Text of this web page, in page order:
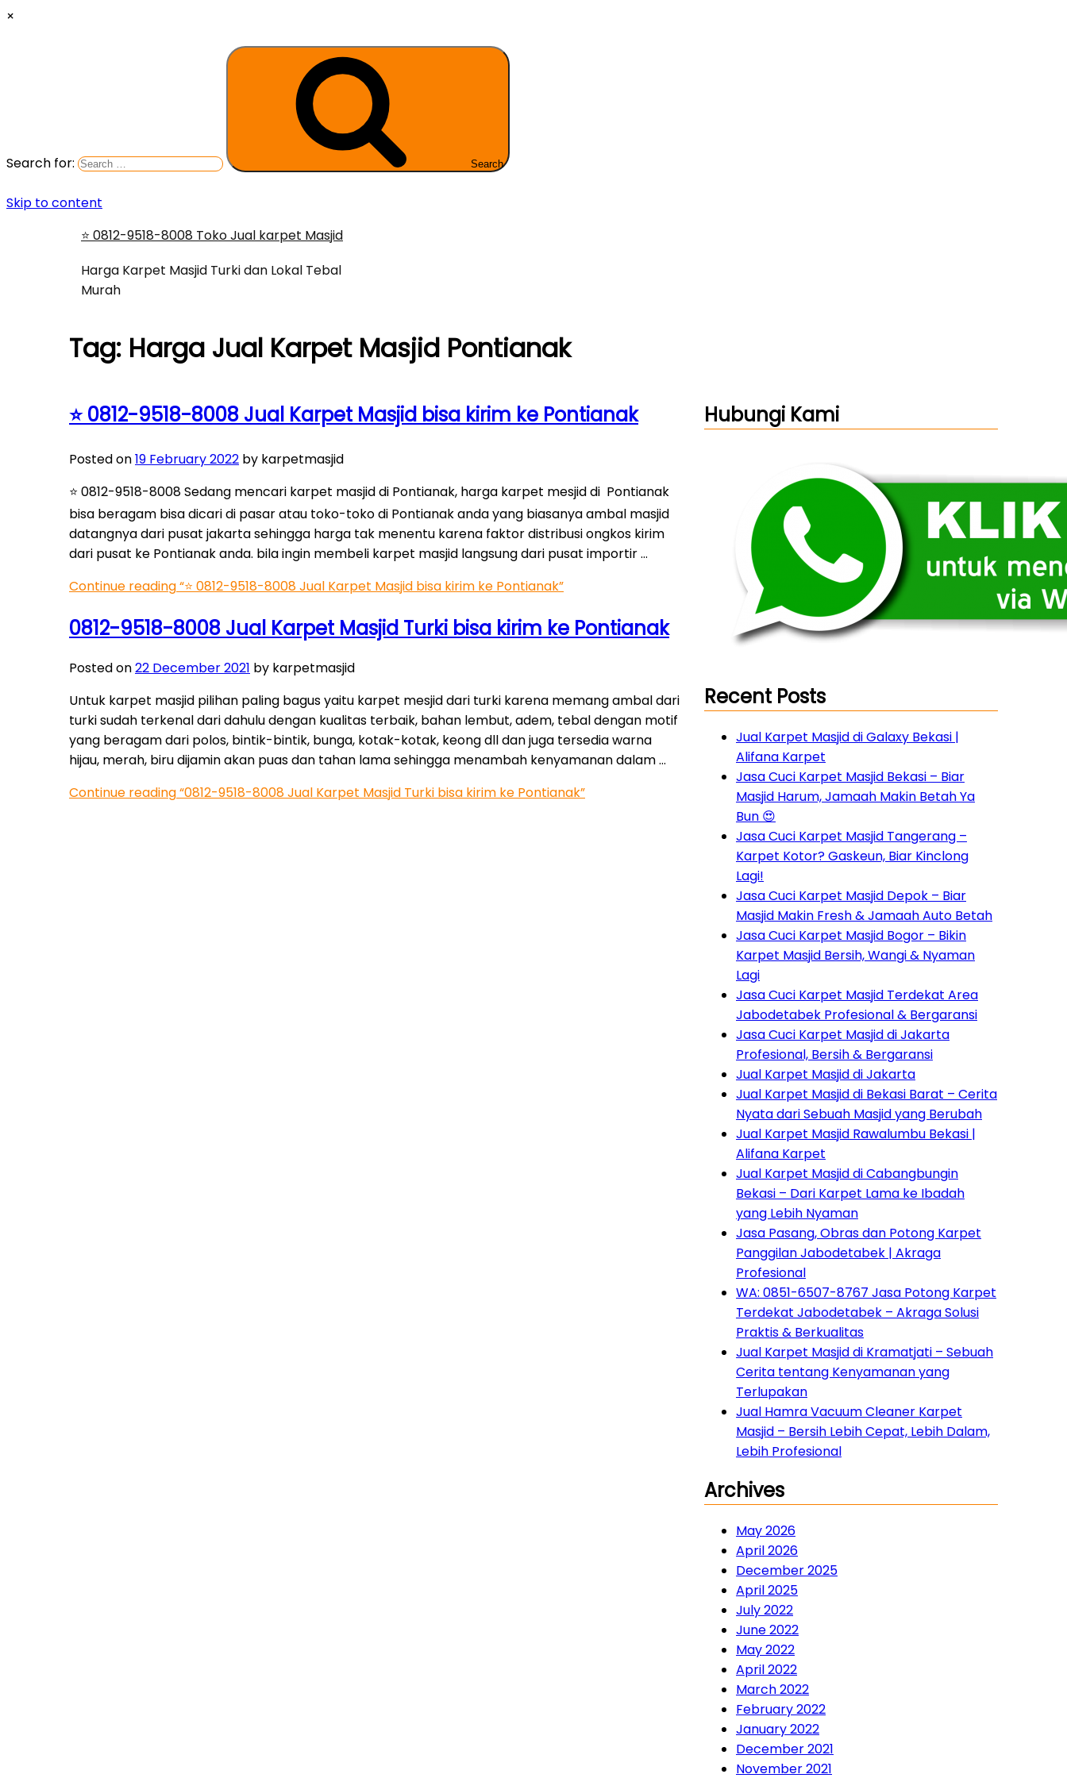
×
Search for: Search
Skip to content
⭐ 0812-9518-8008 Toko Jual karpet Masjid
Harga Karpet Masjid Turki dan Lokal Tebal
Murah
Tag: Harga Jual Karpet Masjid Pontianak
⭐ 0812-9518-8008 Jual Karpet Masjid bisa kirim ke Pontianak
Posted on19 February 2022 by karpetmasjid
⭐ 0812-9518-8008 Sedang mencari karpet masjid di Pontianak, harga karpet mesjid di Pontianak
bisa beragam bisa dicari di pasar atau toko-toko di Pontianak anda yang biasanya ambal masjid
datangnya dari pusat jakarta sehingga harga tak menentu karena faktor distribusi ongkos kirim
dari pusat ke Pontianak anda. bila ingin membeli karpet masjid langsung dari pusat importir …
Continue reading“⭐ 0812-9518-8008 Jual Karpet Masjid bisa kirim ke Pontianak”
0812-9518-8008 Jual Karpet Masjid Turki bisa kirim ke Pontianak
Posted on22 December 2021 by karpetmasjid
Untuk karpet masjid pilihan paling bagus yaitu karpet mesjid dari turki karena memang ambal dari
turki sudah terkenal dari dahulu dengan kualitas terbaik, bahan lembut, adem, tebal dengan motif
yang beragam dari polos, bintik-bintik, bunga, kotak-kotak, keong dll dan juga tersedia warna
hijau, merah, biru dijamin akan puas dan tahan lama sehingga menambah kenyamanan dalam …
Continue reading“0812-9518-8008 Jual Karpet Masjid Turki bisa kirim ke Pontianak”
Hubungi Kami
Recent Posts
Jual Karpet Masjid di Galaxy Bekasi |
Alifana Karpet
Jasa Cuci Karpet Masjid Bekasi – Biar
Masjid Harum, Jamaah Makin Betah Ya
Bun 😍
Jasa Cuci Karpet Masjid Tangerang –
Karpet Kotor? Gaskeun, Biar Kinclong
Lagi!
Jasa Cuci Karpet Masjid Depok – Biar
Masjid Makin Fresh & Jamaah Auto Betah
Jasa Cuci Karpet Masjid Bogor – Bikin
Karpet Masjid Bersih, Wangi & Nyaman
Lagi
Jasa Cuci Karpet Masjid Terdekat Area
Jabodetabek Profesional & Bergaransi
Jasa Cuci Karpet Masjid di Jakarta
Profesional, Bersih & Bergaransi
Jual Karpet Masjid di Jakarta
Jual Karpet Masjid di Bekasi Barat – Cerita
Nyata dari Sebuah Masjid yang Berubah
Jual Karpet Masjid Rawalumbu Bekasi |
Alifana Karpet
Jual Karpet Masjid di Cabangbungin
Bekasi – Dari Karpet Lama ke Ibadah
yang Lebih Nyaman
Jasa Pasang, Obras dan Potong Karpet
Panggilan Jabodetabek | Akraga
Profesional
WA: 0851-6507-8767 Jasa Potong Karpet
Terdekat Jabodetabek – Akraga Solusi
Praktis & Berkualitas
Jual Karpet Masjid di Kramatjati – Sebuah
Cerita tentang Kenyamanan yang
Terlupakan
Jual Hamra Vacuum Cleaner Karpet
Masjid – Bersih Lebih Cepat, Lebih Dalam,
Lebih Profesional
Archives
May 2026
April 2026
December 2025
April 2025
July 2022
June 2022
May 2022
April 2022
March 2022
February 2022
January 2022
December 2021
November 2021